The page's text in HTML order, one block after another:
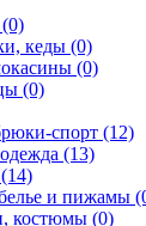
кеды (0)
(0)
(0)
спорт (12)
(13)
и пижамы
костюмы (0)